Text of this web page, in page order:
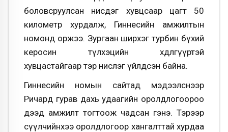
боловсруулсан нисдэг хувцсаар цагт 50
километр хурдалж, Гиннесийн амжилтын
номонд оржээ. Зургаан ширхэг турбин бүхий
керосин түлхэцийн хөдөлгүүртэй
хувцастайгаар тэр нислэг үйлдсэн байна.
Гиннесийн номын сайтад мэдээлснээр
Ричард гурав дахь удаагийн оролдлогоороо
дээд амжилт тогтоож чадсан гэнэ. Тэрээр
сүүлчийнхээ оролдлогоор хангалттай хурдаа